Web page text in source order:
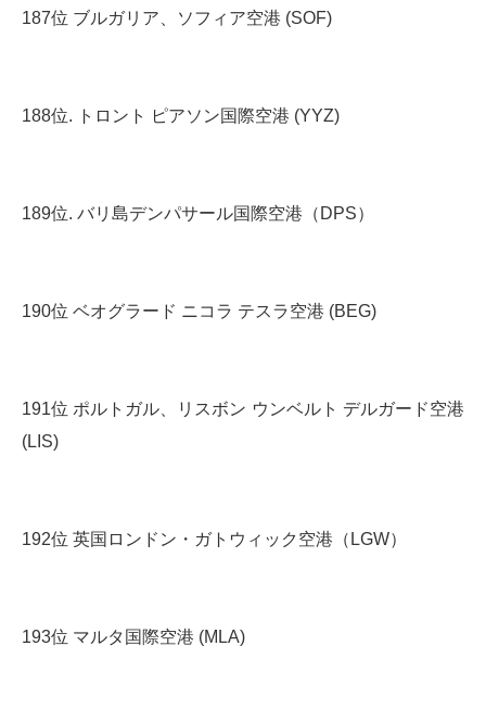
187位 ブルガリア、ソフィア空港 (SOF)
188位. トロント ピアソン国際空港 (YYZ)
189位. バリ島デンパサール国際空港（DPS）
190位 ベオグラード ニコラ テスラ空港 (BEG)
191位 ポルトガル、リスボン ウンベルト デルガード空港
(LIS)
192位 英国ロンドン・ガトウィック空港（LGW）
193位 マルタ国際空港 (MLA)